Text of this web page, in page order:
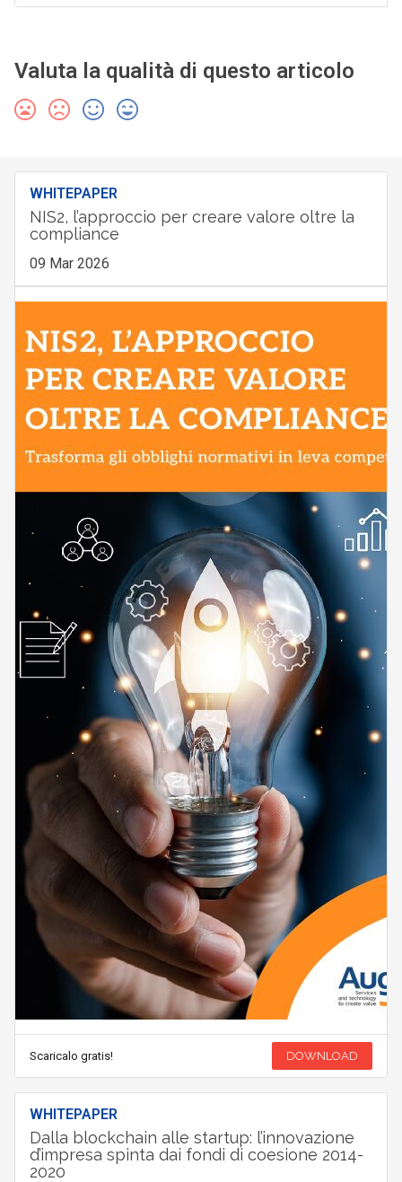
Valuta la qualità di questo articolo
WHITEPAPER
NIS2, l’approccio per creare valore oltre la
compliance
09 Mar 2026
Scaricalo gratis! DOWNLOAD
WHITEPAPER
Dalla blockchain alle startup: l’innovazione
d’impresa spinta dai fondi di coesione 2014-
2020